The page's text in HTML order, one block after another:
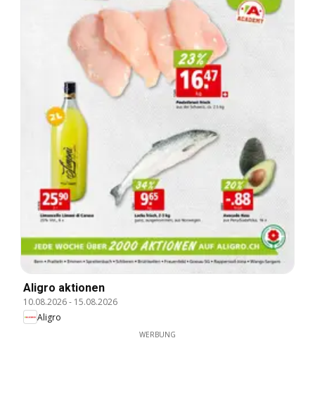
Aligro aktionen
10.08.2026- 15.08.2026
Aligro
WERBUNG